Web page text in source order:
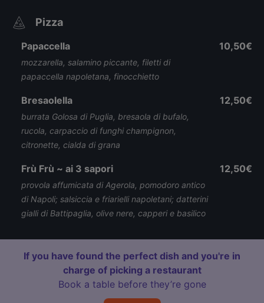
Pizza
Papaccella
mozzarella, salamino piccante, filetti di
papaccella napoletana, finocchietto
10,50€
Bresaolella
burrata Golosa di Puglia, bresaola di bufalo,
rucola, carpaccio di funghi champignon,
citronette, cialda di grana
12,50€
Frù Frù ~ ai 3 sapori
provola affumicata di Agerola, pomodoro antico
di Napoli; salsiccia e friarielli napoletani; datterini
gialli di Battipaglia, olive nere, capperi e basilico
12,50€
If you have found the perfect dish and you're in
charge of picking a restaurant
Book a table before they’re gone